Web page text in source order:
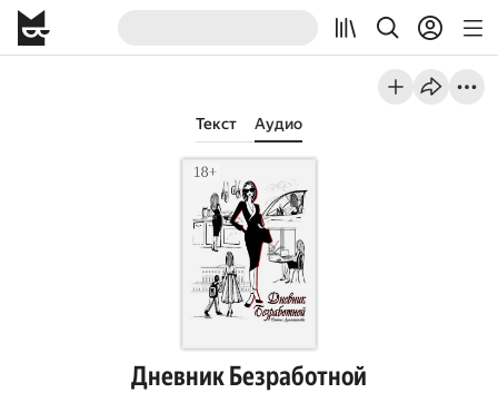
Текст Аудио
Дневник Безработной